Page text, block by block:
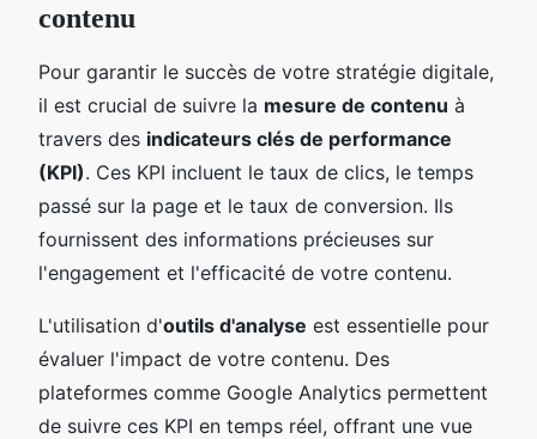
contenu
Pour garantir le succès de votre stratégie digitale,
il est crucial de suivre la mesure de contenu à
travers des indicateurs clés de performance
(KPI). Ces KPI incluent le taux de clics, le temps
passé sur la page et le taux de conversion. Ils
fournissent des informations précieuses sur
l'engagement et l'efficacité de votre contenu.
L'utilisation d'outils d'analyse est essentielle pour
évaluer l'impact de votre contenu. Des
plateformes comme Google Analytics permettent
de suivre ces KPI en temps réel, offrant une vue